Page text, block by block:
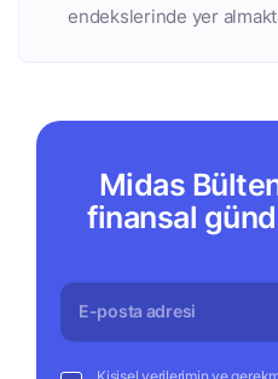
endekslerinde yer
Midas
finansal